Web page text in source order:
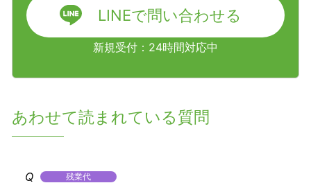
LINEで問い合わせる
新規受付：24時間対応中
あわせて読まれている質問
残業代